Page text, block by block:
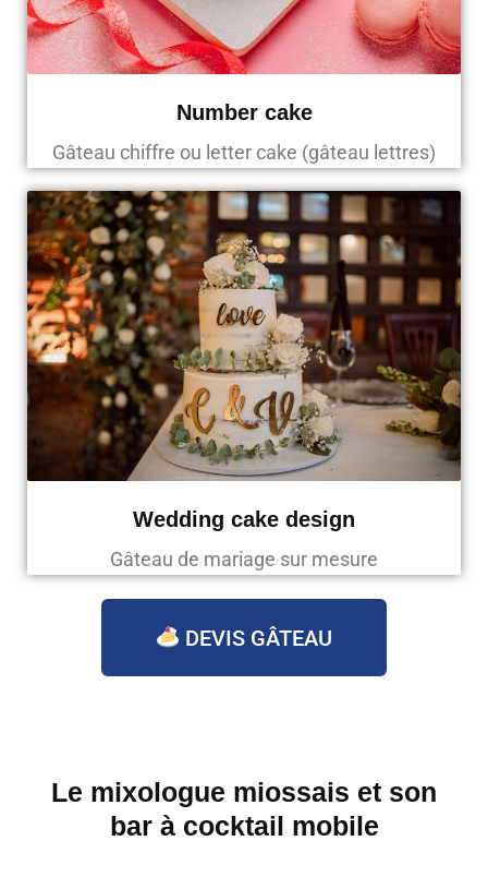
Number cake
Gâteau chiffre ou letter cake (gâteau lettres)
Wedding cake design
Gâteau de mariage sur mesure
DEVIS GÂTEAU
Le mixologue miossais et son
bar à cocktail mobile